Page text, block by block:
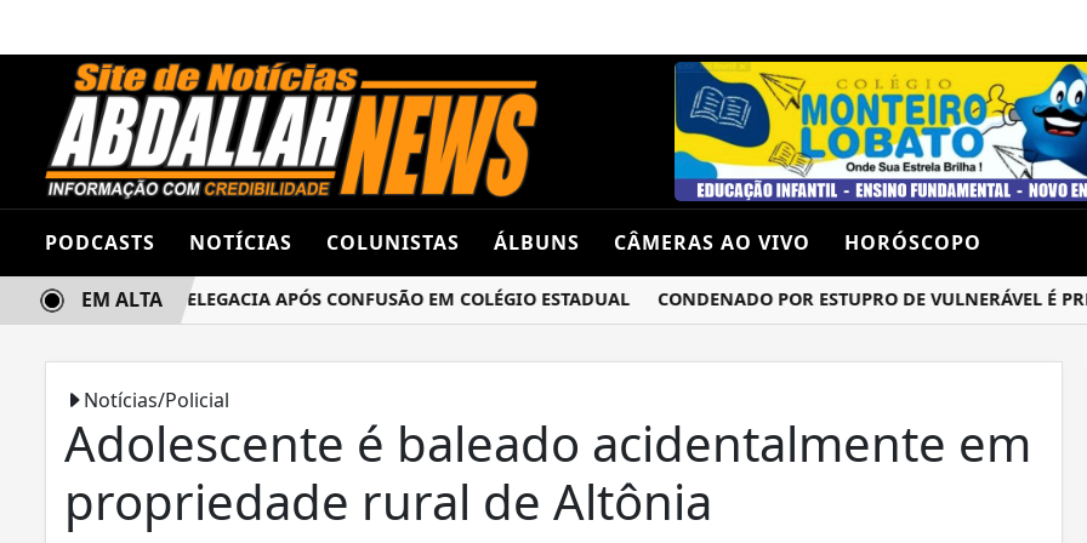
PODCASTS NOTÍCIAS COLUNISTAS ÁLBUNS CÂMERAS AO VIVO HORÓSCOPO
TERMINA NA DELEGACIA APÓS CONFUSÃO EM COLÉGIO ESTADUAL CONDENADO POR ESTUPRO DE VULNERÁVEL É
EM ALTA
Notícias/Policial
Adolescente é baleado acidentalmente em
propriedade rural de Altônia